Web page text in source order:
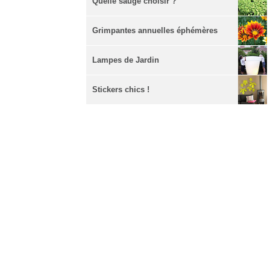
Grimpantes annuelles éphémères
Lampes de Jardin
Stickers chics !